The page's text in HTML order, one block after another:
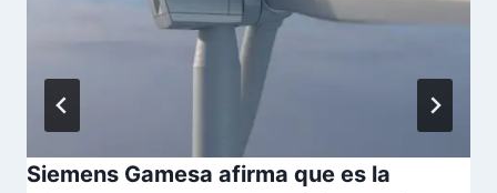
Siemens Gamesa afirma que es la